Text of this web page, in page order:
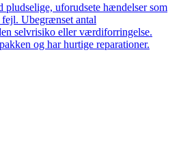
pludselige, uforudsete hændelser som
Ubegrænset antal
selvrisiko eller værdiforringelse.
og har hurtige reparationer.